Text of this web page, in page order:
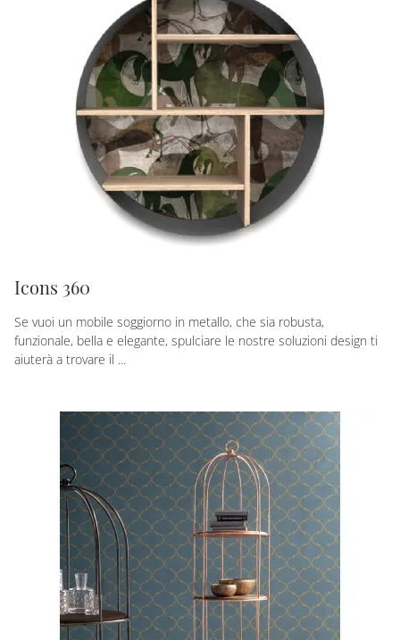
Icons 360
Se vuoi un mobile soggiorno in metallo, che sia robusta,
funzionale, bella e elegante, spulciare le nostre soluzioni design ti
aiuterà a trovare il ...